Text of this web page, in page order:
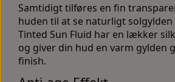
Samtidigt tilføres en fin
huden til at se naturligt solgylden
Tinted Sun Fluid har en lækker
og giver din hud en varm gylden
finish.